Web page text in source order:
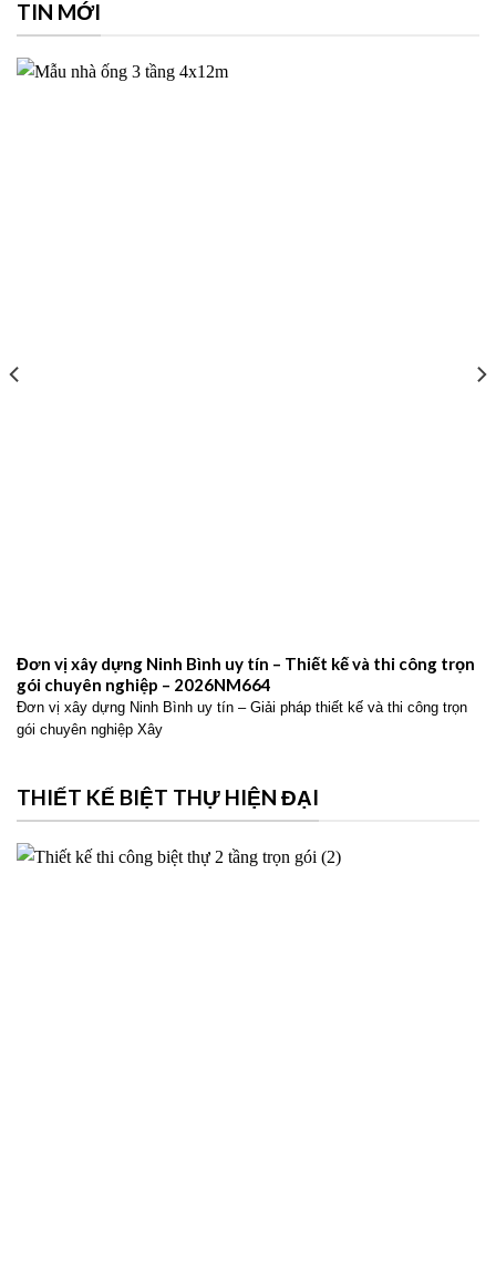
TIN MỚI
Đơn vị xây dựng Ninh Bình uy tín – Thiết kế và thi công trọn
gói chuyên nghiệp – 2026NM664
Đơn vị xây dựng Ninh Bình uy tín – Giải pháp thiết kế và thi công trọn
gói chuyên nghiệp Xây
THIẾT KẾ BIỆT THỰ HIỆN ĐẠI